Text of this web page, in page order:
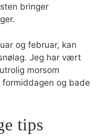
bringer
og februar, kan
Jeg har vært
morsom
og bade
tips